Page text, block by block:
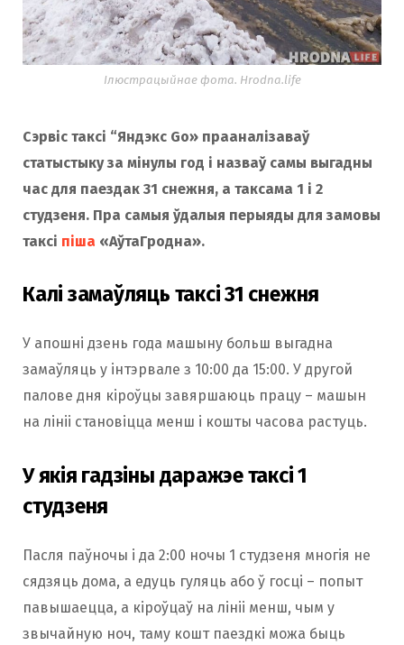
Ілюстрацыйнае фота. Hrodna.life
Сэрвіс таксі “Яндэкс Go» прааналізаваў
статыстыку за мінулы год і назваў самы выгадны
час для паездак 31 снежня, а таксама 1 і 2
студзеня. Пра самыя ўдалыя перыяды для замовы
таксі піша «АўтаГродна».
Калі замаўляць таксі 31 снежня
У апошні дзень года машыну больш выгадна
замаўляць у інтэрвале з 10:00 да 15:00. У другой
палове дня кіроўцы завяршаюць працу – машын
на лініі становіцца менш і кошты часова растуць.
У якія гадзіны даражэе таксі 1
студзеня
Пасля паўночы і да 2:00 ночы 1 студзеня многія не
сядзяць дома, а едуць гуляць або ў госці – попыт
павышаецца, а кіроўцаў на лініі менш, чым у
звычайную ноч, таму кошт паездкі можа быць